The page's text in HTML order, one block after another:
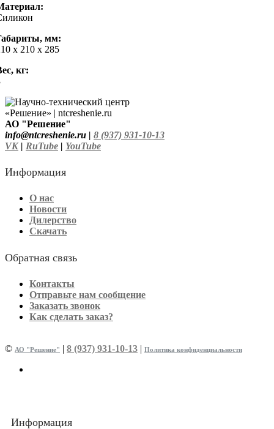
мм:
х 210 х 285
кг:
АО "Решение"
info@ntcreshenie.ru | 8 (937) 931-10-13
VK| RuTube | YouTube
Информация
О нас
Новости
Дилерство
Скачать
Обратная связь
Контакты
Отправьте нам сообщение
Заказать звонок
Как сделать заказ?
© АО "Решение" | 8 (937) 931-10-13 | Политика конфиденциальности
Информация